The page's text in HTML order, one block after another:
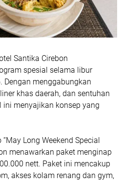
Santika Cirebon
spesial selama libur
Dengan menggabungkan
khas daerah, dan sentuhan
ini menyajikan konsep yang
Long Weekend Special
menawarkan paket menginap
nett. Paket ini mencakup
akses kolam renang dan gym,